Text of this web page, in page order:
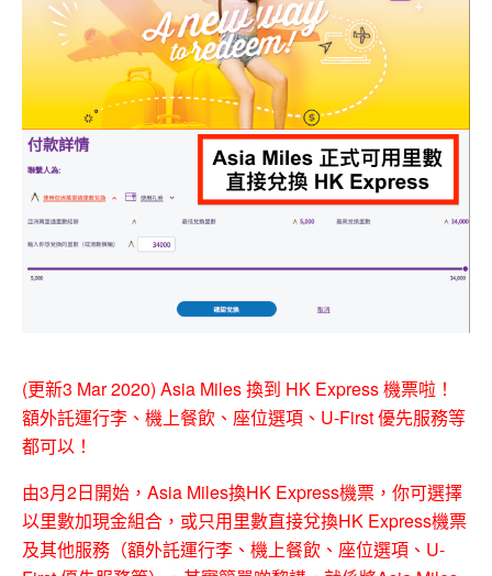
(更新3 Mar 2020) Asia Miles 換到 HK Express 機票啦！
額外託運行李、機上餐飲、座位選項、U-First 優先服務等
都可以！
由3月2日開始，Asia Miles換HK Express機票，你可選擇
以里數加現金組合，或只用里數直接兌換HK Express機票
及其他服務（額外託運行李、機上餐飲、座位選項、U-